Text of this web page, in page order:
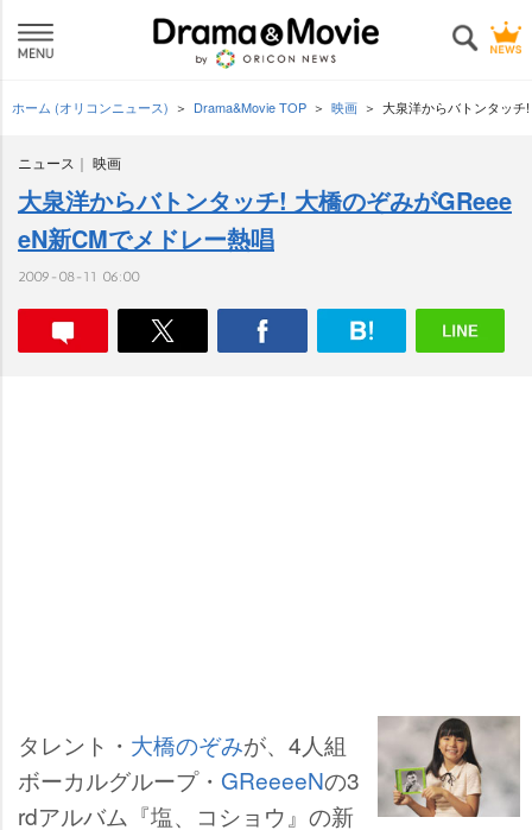
ホーム (オリコンニュース) Drama&Movie TOP 映画 大泉洋からバトンタッ
ニュース 映画
大泉洋からバトンタッチ! 大橋のぞみがGReee
eN新CMでメドレー熱唱
2009-08-11 06:00
タレント・ 大橋のぞみが、4人組
ボーカルグループ・ GReeeeNの3
rdアルバム『塩、コショウ』の新